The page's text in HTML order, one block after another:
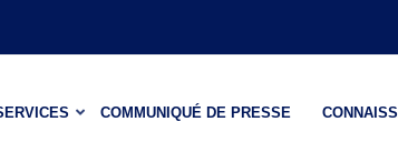
COMMUNIQUÉ DE PRESSE